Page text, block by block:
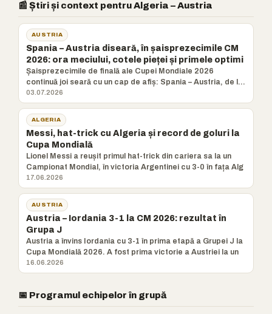
📰 Știri și context pentru Algeria – Austria
AUSTRIA
Spania – Austria diseară, în șaisprezecimile CM
2026: ora meciului, cotele pieței și primele optimi
Șaisprezecimile de finală ale Cupei Mondiale 2026
continuă joi seară cu un cap de afiș: Spania – Austria, de la
ora 22:0
03.07.2026
ALGERIA
Messi, hat-trick cu Algeria și record de goluri la
Cupa Mondială
Lionel Messi a reușit primul hat-trick din cariera sa la un
Campionat Mondial, în victoria Argentinei cu 3-0 în fața Alg
17.06.2026
AUSTRIA
Austria – Iordania 3-1 la CM 2026: rezultat în
Grupa J
Austria a învins Iordania cu 3-1 în prima etapă a Grupei J la
Cupa Mondială 2026. A fost prima victorie a Austriei la un
16.06.2026
📅 Programul echipelor în grupă